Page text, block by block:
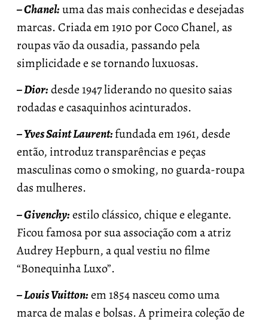
– Chanel:uma das mais conhecidas e desejadas
marcas. Criada em 1910 por Coco Chanel, as
roupas vão da ousadia, passando pela
simplicidade e se tornando luxuosas.
– Dior:desde 1947 liderando no quesito saias
rodadas e casaquinhos acinturados.
– Yves Saint Laurent:fundada em 1961, desde
então, introduz transparências e peças
masculinas como o smoking, no guarda-roupa
das mulheres.
– Givenchy:estilo clássico, chique e elegante.
Ficou famosa por sua associação com a atriz
Audrey Hepburn, a qual vestiu no filme
“Bonequinha Luxo”.
– Louis Vuitton:em 1854 nasceu como uma
marca de malas e bolsas. A primeira coleção de